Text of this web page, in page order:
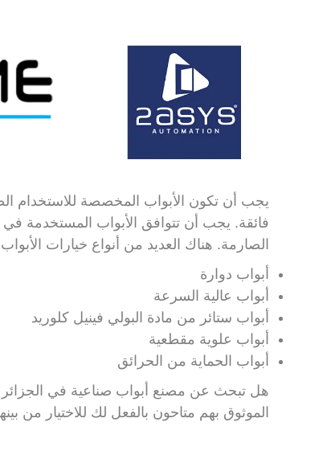
يجب أن تكون الأبواب المخصصة للاستخدام
فائقة. يجب أن تتوافق الأبواب المستخدمة
الصارمة. هناك العديد من أنواع خيارات
أبواب دوارة
أبواب عالية السرعة
أبواب ستائر من مادة البولي فينيل كلوريد
أبواب علوية مقطعية
أبواب الحماية من الحرائق
هل تبحث عن مصنع أبواب صناعية في
الموثوق بهم متاحون بالفعل لك للاختيار من